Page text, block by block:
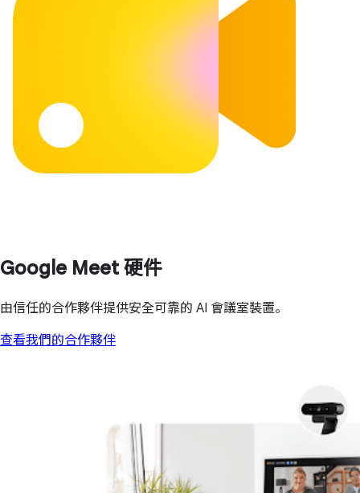
Google Meet 硬件
由信任的合作夥伴提供安全可靠的 AI 會議室裝置。
查看我們的合作夥伴